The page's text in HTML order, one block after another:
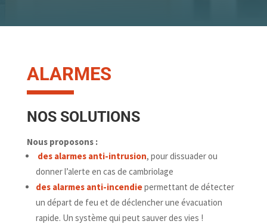
ALARMES
NOS SOLUTIONS
Nous proposons :
des alarmes anti-intrusion, pour dissuader ou
donner l’alerte en cas de cambriolage
des alarmes anti-incendiepermettant de détecter
un départ de feu et de déclencher une évacuation
rapide. Un système qui peut sauver des vies !